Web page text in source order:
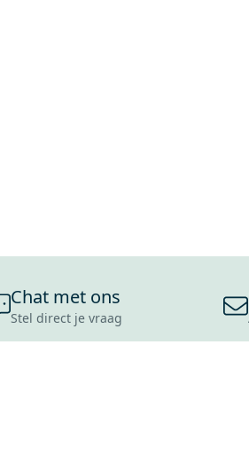
Chat met ons
Stel direct je vraag